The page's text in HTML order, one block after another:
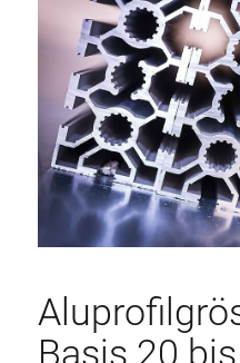
Basis 20